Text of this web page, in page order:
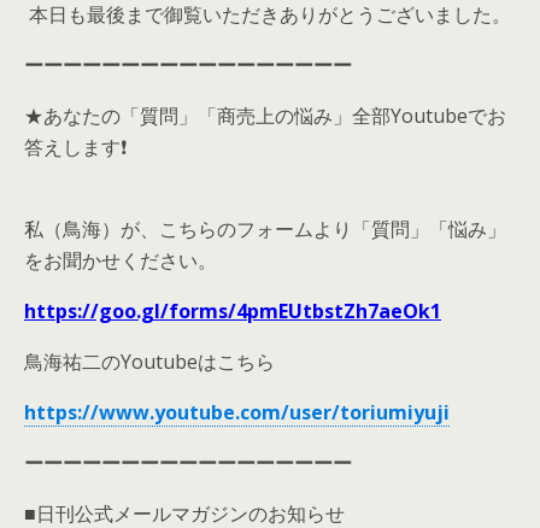
本日も最後まで御覧いただきありがとうございました。
ーーーーーーーーーーーーーーーーー
★あなたの「質問」「商売上の悩み」全部Youtubeでお
答えします❗
私（鳥海）が、こちらのフォームより「質問」「悩み」
をお聞かせください。
https://goo.gl/forms/4pmEUtbstZh7aeOk1
鳥海祐二のYoutubeはこちら
https://www.youtube.com/user/toriumiyuji
ーーーーーーーーーーーーーーーーー
■日刊公式メールマガジンのお知らせ